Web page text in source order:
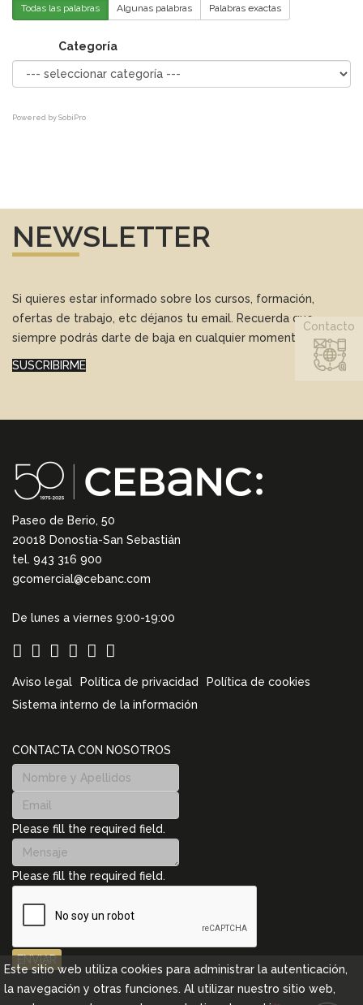
Todas las palabras Algunas palabras Palabras exactas
Categoría
Powered by SobiPro
NEWSLETTER
Si quieres estar informado sobre los cursos, formación,
ofertas de trabajo, etc déjanos tu email. Recuerda que
siempre podrás darte de baja en cualquier momento.
SUSCRIBIRME
Paseo de Berio, 50
20018 Donostia-San Sebastián
tel. 943 316 900
gcomercial@cebanc.com
De lunes a viernes 9:00-19:00
Aviso legal Política de privacidad
Política de cookies
Sistema interno de la información
CONTACTA CON NOSOTROS
Please fill the required field.
Please fill the required field.
ENVIAR
Contacto
Este sitio web utiliza cookies para administrar la autenticación,
la navegación y otras funciones. Al utilizar nuestro sitio web,